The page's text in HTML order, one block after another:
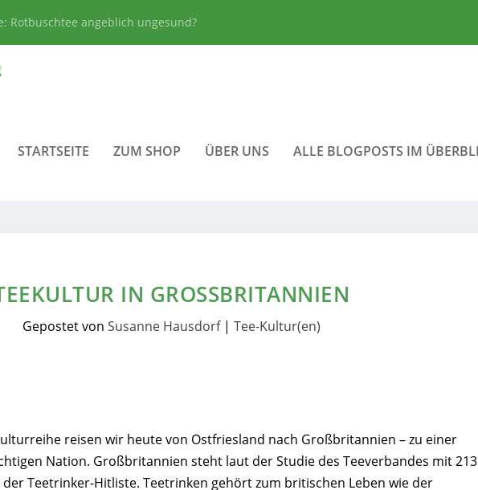
Rotbuschtee angeblich ungesund?
STARTSEITE ZUM SHOP ÜBER UNS ALLE BLOGPOSTS IM
IN GROSSBRITANNIEN
Gepostet vonSusanne Hausdorf|Tee-Kultur(en)
reisen wir heute von Ostfriesland nach Großbritannien – zu einer
Nation. Großbritannien steht laut der Studie des Teeverbandes mit 213
der Teetrinker-Hitliste. Teetrinken gehört zum britischen Leben wie der